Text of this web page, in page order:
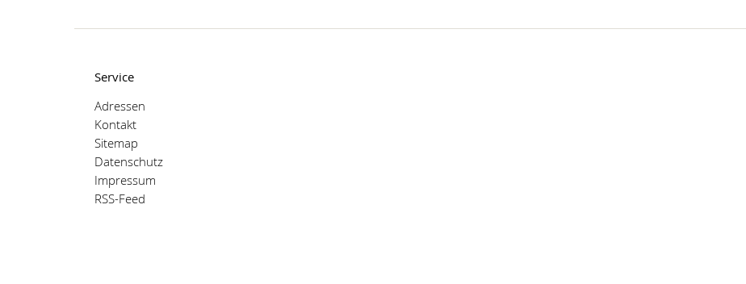
Service
Adressen
Kontakt
Sitemap
Datenschutz
Impressum
RSS-Feed